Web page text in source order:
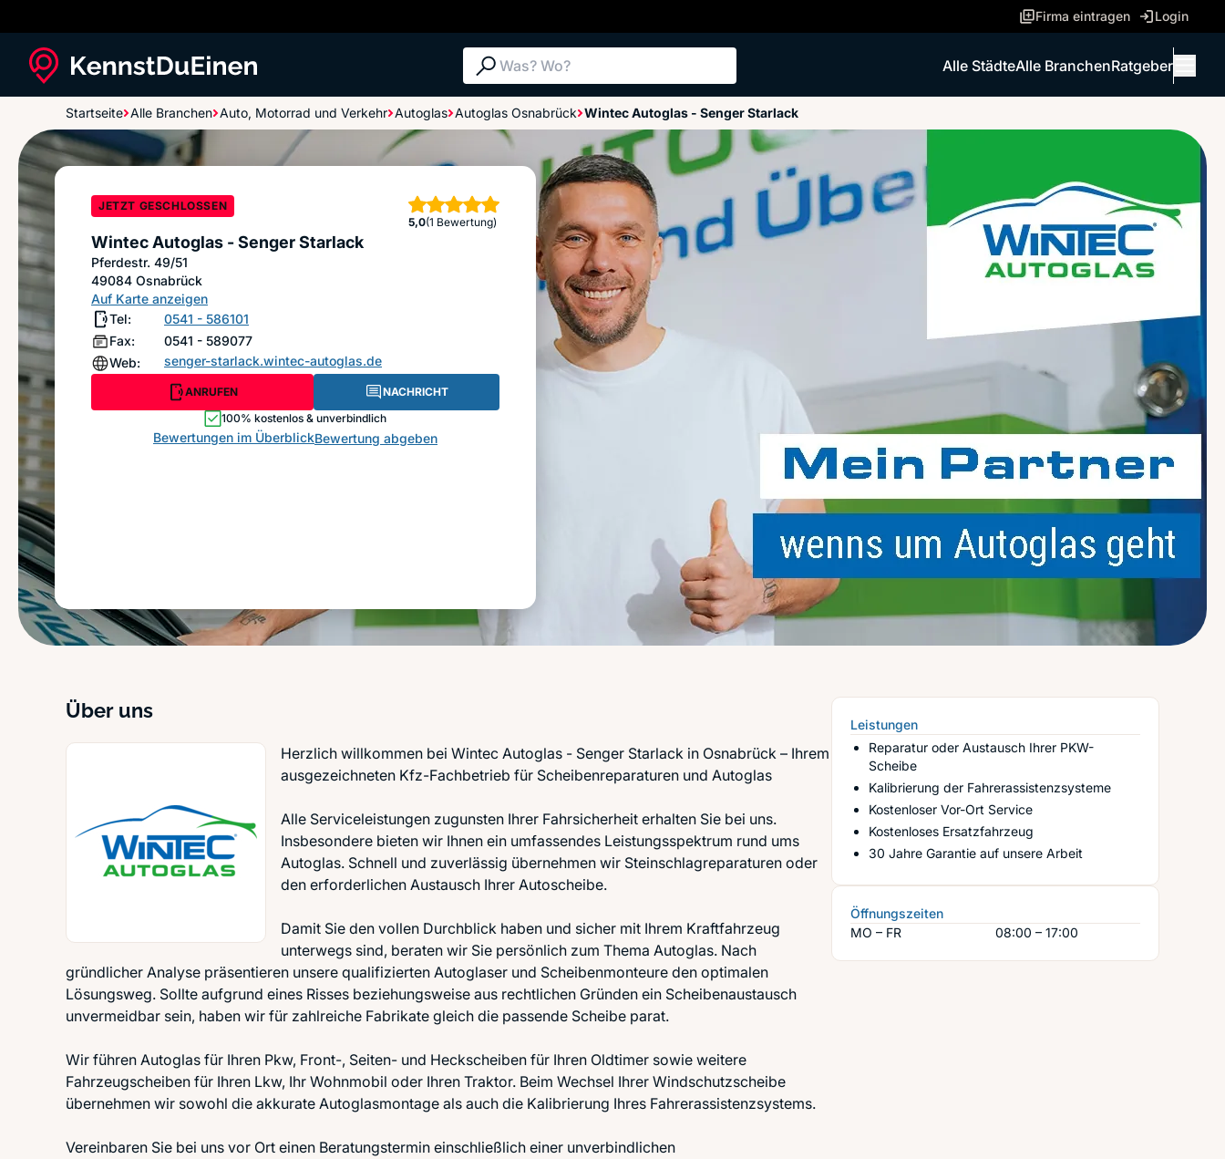
Firma eintragen Login
Suche: Was? Wo?
Alle StädteAlle BranchenRatgeber
Startseite Alle Branchen Auto, Motorrad und Verkehr Autoglas Autoglas Osnabrück Wintec Autoglas - Senger Starlack
Wintec Autoglas - Senger Starlack Bewertungen im ÜberblickBewertung abgeben
JETZT GESCHLOSSEN
5,0
Sterne
(1 Bewertung)
Wintec Autoglas - Senger Starlack
Pferdestr. 49/51
49084 Osnabrück
Auf Karte anzeigen
Tel:
0541 - 586101
Fax:
0541 - 589077
Web:
senger-starlack.wintec-autoglas.de
ANRUFEN
NACHRICHT
100% kostenlos & unverbindlich
Bewertungen im ÜberblickBewertung abgeben
Über uns
Herzlich willkommen bei Wintec Autoglas - Senger Starlack in Osnabrück – Ihrem
ausgezeichneten Kfz-Fachbetrieb für Scheibenreparaturen und Autoglas
Alle Serviceleistungen zugunsten Ihrer Fahrsicherheit erhalten Sie bei uns.
Insbesondere bieten wir Ihnen ein umfassendes Leistungsspektrum rund ums
Autoglas. Schnell und zuverlässig übernehmen wir Steinschlagreparaturen oder
den erforderlichen Austausch Ihrer Autoscheibe.
Damit Sie den vollen Durchblick haben und sicher mit Ihrem Kraftfahrzeug
unterwegs sind, beraten wir Sie persönlich zum Thema Autoglas. Nach
gründlicher Analyse präsentieren unsere qualifizierten Autoglaser und Scheibenmonteure den optimalen
Lösungsweg. Sollte aufgrund eines Risses beziehungsweise aus rechtlichen Gründen ein Scheibenaustausch
unvermeidbar sein, haben wir für zahlreiche Fabrikate gleich die passende Scheibe parat.
Wir führen Autoglas für Ihren Pkw, Front-, Seiten- und Heckscheiben für Ihren Oldtimer sowie weitere
Fahrzeugscheiben für Ihren Lkw, Ihr Wohnmobil oder Ihren Traktor. Beim Wechsel Ihrer Windschutzscheibe
übernehmen wir sowohl die akkurate Autoglasmontage als auch die Kalibrierung Ihres Fahrerassistenzsystems.
Vereinbaren Sie bei uns vor Ort einen Beratungstermin einschließlich einer unverbindlichen
Leistungen
Reparatur oder Austausch Ihrer PKW-
Scheibe
Kalibrierung der Fahrerassistenzsysteme
Kostenloser Vor-Ort Service
Kostenloses Ersatzfahrzeug
30 Jahre Garantie auf unsere Arbeit
Öffnungszeiten
MO – FR
08:00 – 17:00